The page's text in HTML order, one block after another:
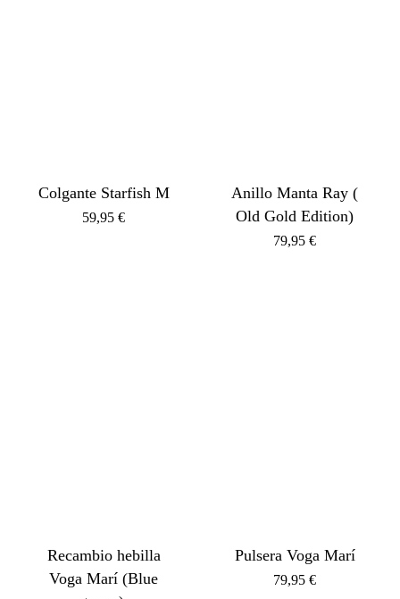
Colgante Starfish M
59,95€
Anillo Manta Ray (
Old Gold Edition)
79,95€
Recambio hebilla
Voga Marí (Blue
Pulsera Voga Marí
79,95€